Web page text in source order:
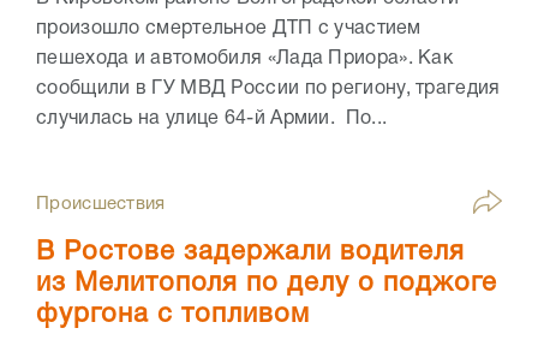
произошло смертельное ДТП с участием
пешехода и автомобиля «Лада Приора». Как
сообщили в ГУ МВД России по региону, трагедия
случилась на улице 64-й Армии. По...
Происшествия
В Ростове задержали водителя
из Мелитополя по делу о поджоге
фургона с топливом